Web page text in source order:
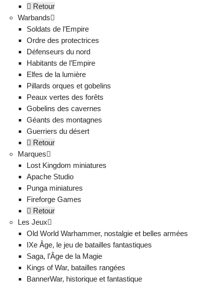
Retour
Warbands
Soldats de l’Empire
Ordre des protectrices
Défenseurs du nord
Habitants de l’Empire
Elfes de la lumière
Pillards orques et gobelins
Peaux vertes des forêts
Gobelins des cavernes
Géants des montagnes
Guerriers du désert
Retour
Marques
Lost Kingdom miniatures
Apache Studio
Punga miniatures
Fireforge Games
Retour
Les Jeux
Old World Warhammer, nostalgie et belles armées
IXe Âge, le jeu de batailles fantastiques
Saga, l’Âge de la Magie
Kings of War, batailles rangées
BannerWar, historique et fantastique